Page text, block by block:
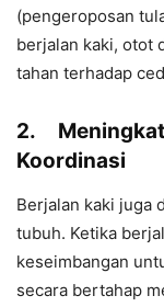
(pengeroposan
berjalan kaki, otot
tahan terhadap
2.
Koordinasi
Berjalan kaki juga
tubuh. Ketika
keseimbangan
secara bertahap